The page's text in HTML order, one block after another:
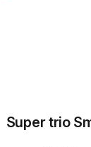
Super trio